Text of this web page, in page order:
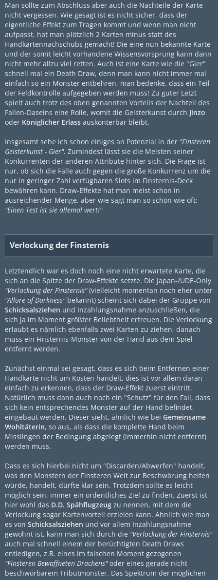
Man sollte zum Abschluss aber auch die Nachteile der Karte
nicht vergessen. Wie gesagt ist es nicht sicher, dass der
eigentliche Effekt zum Tragen kommt und wenn man nicht
aufpasst, hat man plötzlich 2 Karten minus statt des
Handkartennachschubs gemacht! Die eine nun bekannte Karte
und der somit leicht vorhandene Wissensvorsprung kann dann
nicht mehr allzu viel retten. Auch ist eine Karte wie die "Gier"
schnell mal ein Death Draw, denn man kann nicht immer mal
einfach so ein Monster entbehren, man bedenke, dass ein Teil
der Feldkontrolle aufgegeben werden muss! Zu guter Letzt
spielt auch trotz des oben genannten Vorteils der Nachteil des
Fallen-Daseins eine Rolle, womit die Geisterkunst durch Jinzo
oder Königlicher Erlass auskonterbar bleibt.
Insgesamt sehe ich schon einiges an Potenzial in der "Finsteren
Geisterkunst - Gier". Zumindest lässt sie die Meisten seiner
Konkurrenten der anderen Attribute hinter sich. Die Frage ist
nur, ob sich die Falle auch gegen die große Konkurrenz um die
nur in geringer Zahl verfügbaren Slots im Finsternis-Deck
bewähren kann. Draw-Effekte hat man meist schon in
ausreichender Menge, aber wie sagt man so schön wie oft:
"Einen Test ist sie allemal wert!"
Verlockung der Finsternis
Letztendlich war es doch noch eine nicht erwartete Karte, die
sich an die Spitze der Draw-Effekte setzte. Die Japan-/UDE-Only
"Verlockung der Finsternis"(vielleicht momentan noch eher unter
"Allure of Darkness"bekannt) scheint sich dabei der Gruppe von
Schicksalsziehen und Inzahlungsnahme anzuschließen, die
sich ja im Moment größter Beliebtheit erfreuen. Die Verlockung
erlaubt es nämlich ebenfalls zwei Karten zu ziehen, danach
muss ein Finsternis-Monster von der Hand aus dem Spiel
entfernt werden.
Zunächst einmal sei gesagt, dass es sich beim Entfernen einer
Handkarte nicht um Kosten handelt, dies ist vor allem daran
einfach zu erkennen, dass der Draw-Effekt zuerst eintritt.
Natürlich muss dann auch noch ein "Schutz" für den Fall, dass
sich kein entsprechendes Monster auf der Hand befindet,
eingebaut werden. Dieser sieht, ähnlich wie bei Gemeinsame
Wohltäterin, so aus, als dass die komplette Hand beim
Misslingen der Bedingung abgelegt (immerhin nicht entfernt)
werden muss.
Dass es sich hierbei nicht um "Discarden/Abwerfen" handelt,
was den Monstern der Finsteren Welt zur Beschwörung helfen
würde, handelt, dürfte klar sein. Trotzdem sollte es leicht
möglich sein, immer ein ordentliches Ziel zu finden. Zuerst ist
hier wohl das D.D. Spähflugzeug zu nennen, mit dem die
Verlockung sogar Kartenvorteil erzielen kann. Ähnlich wie man
es von Schicksalsziehen und vor allem Inzahlungsnahme
gewohnt ist, kann man sich durch die "Verlockung der Finsternis"
auch mal schnell einem der berüchtigten Death Draws
entledigen, z.B. eines im falschen Moment gezogenen
"Finsteren Bewaffneten Drachens"oder eines gerade nicht
beschwörbarem Tributmonster. Das Spektrum der möglichen